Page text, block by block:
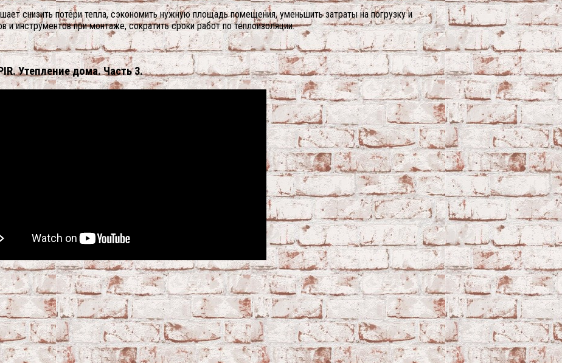
снизить потери тепла, сэкономить нужную площадь помещения, уменьшить затраты на погрузку и
и инструментов при монтаже, сократить сроки работ по теплоизоляции.
Утепление дома. Часть 3.